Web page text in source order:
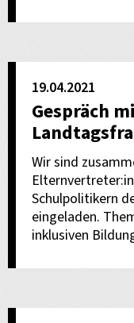
19.04.2021
Gespräch
Wir sind
Schulpolitikern
eingeladen.
inklusiven